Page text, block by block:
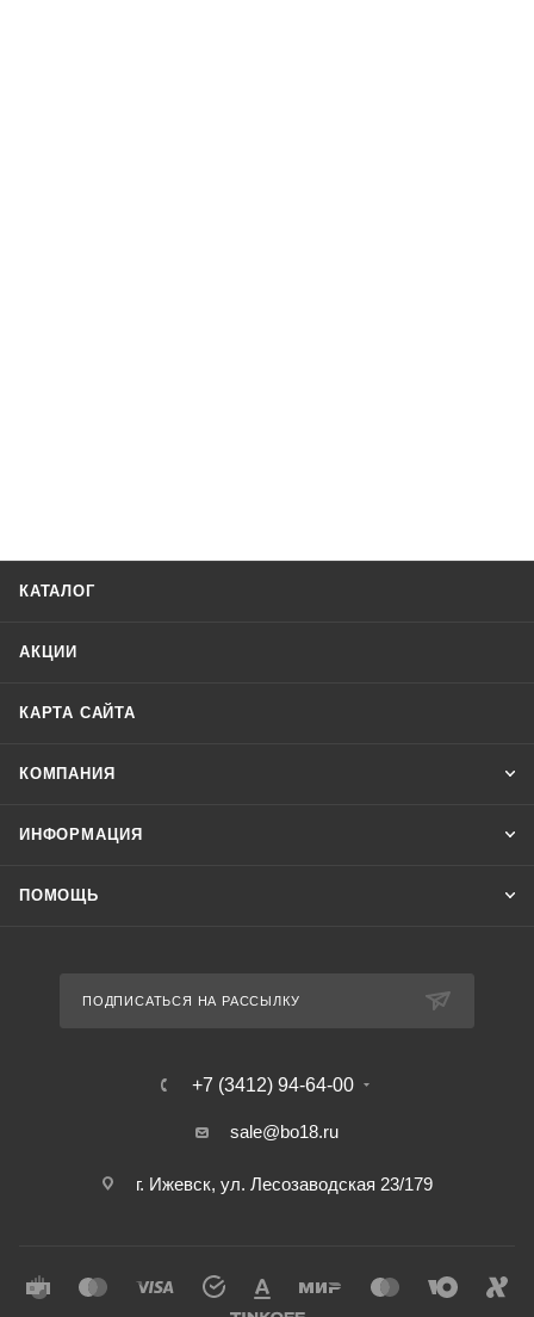
КАТАЛОГ
АКЦИИ
КАРТА САЙТА
КОМПАНИЯ
ИНФОРМАЦИЯ
ПОМОЩЬ
ПОДПИСАТЬСЯ НА РАССЫЛКУ
+7 (3412) 94-64-00
sale@bo18.ru
г. Ижевск, ул. Лесозаводская 23/179